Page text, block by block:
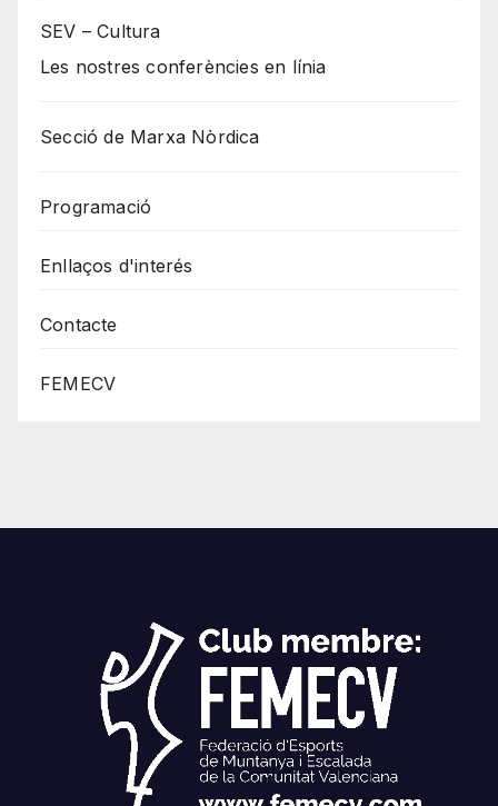
SEV – Cultura
Les nostres conferències en línia
Secció de Marxa Nòrdica
Programació
Enllaços d'interés
Contacte
FEMECV